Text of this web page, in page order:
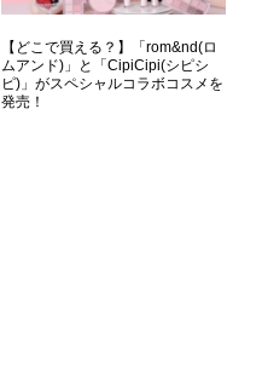
【どこで買える？】「rom&nd(ロ
ムアンド)」と「CipiCipi(シピシ
ピ)」がスペシャルコラボコスメを
発売！